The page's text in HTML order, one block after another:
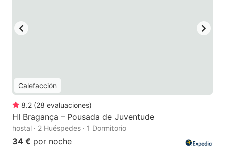
Calefacción
8.2 (28 evaluaciones)
HI Bragança – Pousada de Juventude
hostal · 2 Huéspedes · 1 Dormitorio
34 € por noche